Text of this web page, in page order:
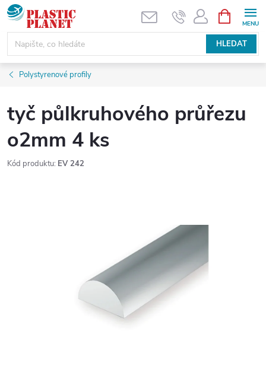
Přejít
na
obsah
HLEDAT
NÁKUPNÍ
KOŠÍK
Polystyrenové profily
tyč půlkruhového průřezu
o2mm 4 ks
Kód produktu: EV 242